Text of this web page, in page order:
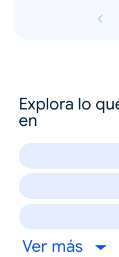
Explora lo
en
Ver más